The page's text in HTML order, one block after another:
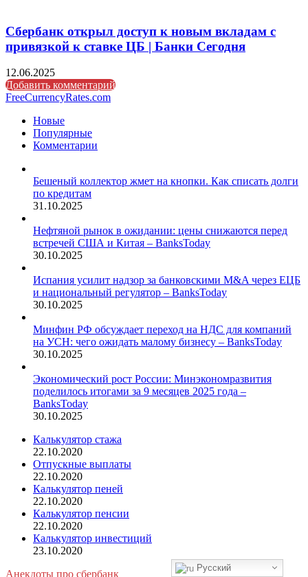
Сбербанк открыл доступ к новым вкладам с
привязкой к ставке ЦБ | Банки Сегодня
12.06.2025
Добавить комментарий
FreeCurrencyRates.com
Новые
Популярные
Комментарии
Бешеный коллектор жмет на кнопки. Как списать долги
по кредитам
31.10.2025
Нефтяной рынок в ожидании: цены снижаются перед
встречей США и Китая – BanksToday
30.10.2025
Испания усилит надзор за банковскими M&A через ЕЦБ
и национальный регулятор – BanksToday
30.10.2025
Минфин РФ обсуждает переход на НДС для компаний
на УСН: чего ожидать малому бизнесу – BanksToday
30.10.2025
Экономический рост России: Минэкономразвития
поделилось итогами за 9 месяцев 2025 года –
BanksToday
30.10.2025
Калькулятор стажа
22.10.2020
Отпускные выплаты
22.10.2020
Калькулятор пеней
22.10.2020
Калькулятор пенсии
22.10.2020
Калькулятор инвестиций
23.10.2020
Анекдоты про сбербанк
Русский